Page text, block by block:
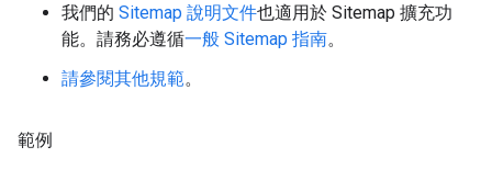
我們的 Sitemap 說明文件也適用於 Sitemap 擴充功
能。請務必遵循一般 Sitemap 指南。
請參閱其他規範。
範例